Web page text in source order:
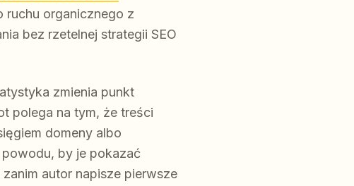
ruchu organicznego z
bez rzetelnej strategii SEO
zmienia punkt
polega na tym, że treści
domeny albo
by je pokazać
autor napisze pierwsze